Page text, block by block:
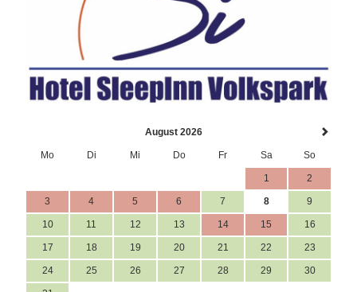
August 2026
Mo Di Mi Do Fr Sa So
1 2
3 4 5 6 7 8 9
10 11 12 13 14 15 16
17 18 19 20 21 22 23
24 25 26 27 28 29 30